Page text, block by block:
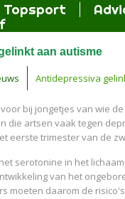
Topsport
aan autisme
Antidepressiva
bij jongetjes van wie
die artsen vaak tegen
eerste trimester van de
serotonine in het
van het
moeten daarom de